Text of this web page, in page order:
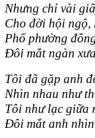
Nhưng chỉ vài
Cho đời hội ngộ,
Phố phường
Đôi mắt ngàn
Tôi đã gặp anh
Nhìn nhau như
Tôi như lạc giữa
Đôi mắt anh